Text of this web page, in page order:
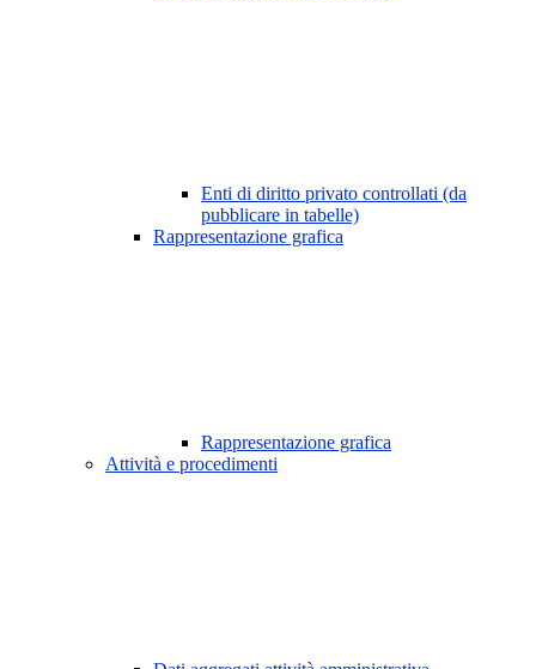
Enti di diritto privato controllati (da
pubblicare in tabelle)
Rappresentazione grafica
Rappresentazione grafica
Attività e procedimenti